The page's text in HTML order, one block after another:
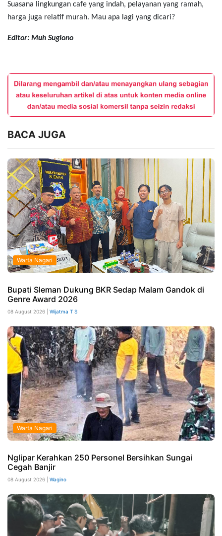
Suasana lingkungan cafe yang indah, pelayanan yang ramah,
harga juga relatif murah. Mau apa lagi yang dicari?
Editor: Muh Sugiono
BACA JUGA
Warta Nagari
Bupati Sleman Dukung BKR Sedap Malam Gandok di
Genre Award 2026
08 August 2026 | Wijatma T S
Warta Nagari
Nglipar Kerahkan 250 Personel Bersihkan Sungai
Cegah Banjir
08 August 2026 | Wagino